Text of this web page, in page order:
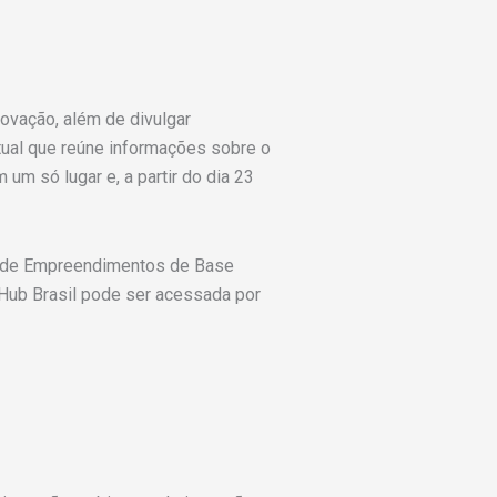
além de divulgar
que reúne informações sobre o
só lugar e, a partir do dia 23
Empreendimentos de Base
Brasil pode ser acessada por